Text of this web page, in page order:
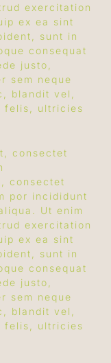
exercitation
ex ea sint
sunt in
consequat
justo,
sem neque
blandit vel,
felis, ultricies
consectet
consectet
por incididunt
Ut enim
exercitation
ex ea sint
sunt in
consequat
justo,
sem neque
blandit vel,
felis, ultricies